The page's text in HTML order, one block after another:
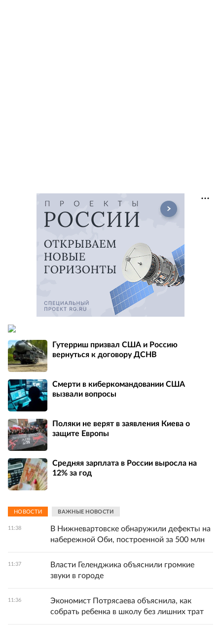
Гутерриш призвал США и Россию
вернуться к договору ДСНВ
Смерти в киберкомандовании США
вызвали вопросы
Поляки не верят в заявления Киева о
защите Европы
Средняя зарплата в России выросла на
12% за год
НОВОСТИ ВАЖНЫЕ НОВОСТИ
11:38
В Нижневартовске обнаружили дефекты на
набережной Оби, построенной за 500 млн
11:37
Власти Геленджика объяснили громкие
звуки в городе
11:36
Экономист Потрясаева объяснила, как
собрать ребенка в школу без лишних трат